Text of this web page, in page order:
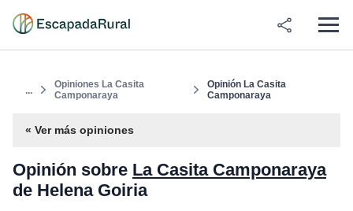
...
Opiniones La Casita
Camponaraya
Opinión La Casita
Camponaraya
« Ver más opiniones
Opinión sobre La Casita Camponaraya
de Helena Goiria